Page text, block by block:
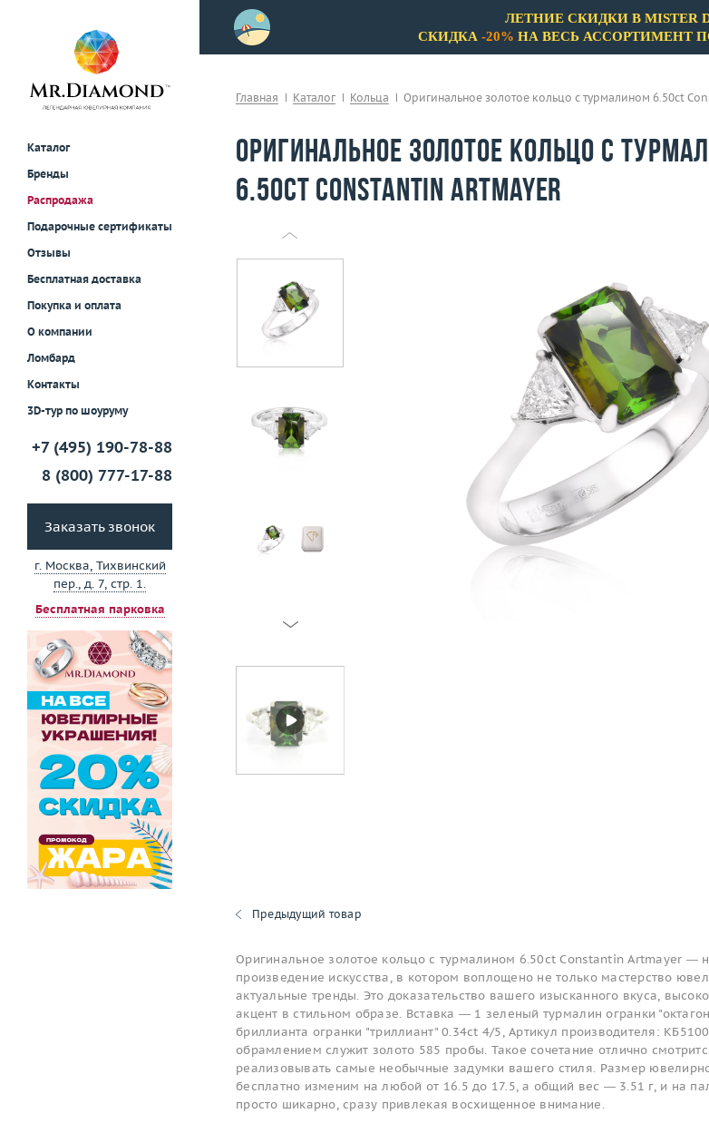
Каталог
Бренды
Распродажа
Подарочные сертификаты
Отзывы
Бесплатная доставка
Покупка и оплата
О компании
Ломбард
Контакты
3D-тур по шоуруму
+7 (495) 190-78-88
8 (800) 777-17-88
Заказать звонок
г. Москва, Тихвинский
пер., д. 7, стр. 1.
Бесплатная парковка
примерки!
ЛЕТНИЕ СКИДКИ В MISTER
СКИДКА -20% НА ВЕСЬ АССОРТИМЕНТ
Главная Каталог Кольца Оригинальное золотое кольцо с турмалином 6.50ct
Оригинальное золотое кольцо с
6.50ct Constantin Artmayer
Предыдущий товар
Оригинальное золотое кольцо с турмалином 6.50ct Constantin Artmayer —
произведение искусства, в котором воплощено не только мастерство
актуальные тренды. Это доказательство вашего изысканного вкуса,
акцент в стильном образе. Вставка — 1 зеленый турмалин огранки
бриллианта огранки "триллиант" 0.34ct 4/5, Артикул производителя:
обрамлением служит золото 585 пробы. Такое сочетание отлично
реализовывать самые необычные задумки вашего стиля. Размер
бесплатно изменим на любой от 16.5 до 17.5, а общий вес — 3.51 г, и на
просто шикарно, сразу привлекая восхищенное внимание.